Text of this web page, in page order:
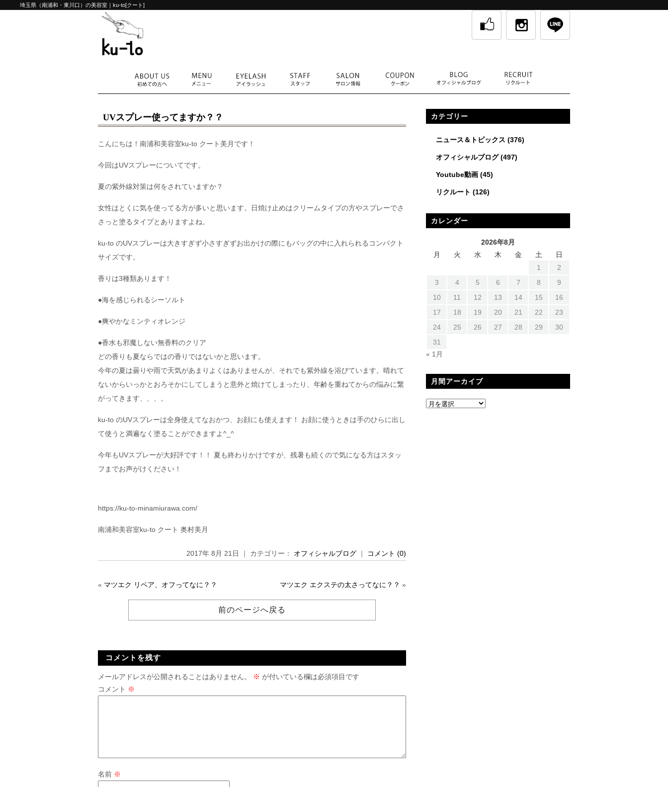
埼玉県（南浦和・東川口）の美容室｜ku-to[クート]
UVスプレー使ってますか？？
こんにちは！南浦和美容室ku-to クート美月です！
今回はUVスプレーについてです。
夏の紫外線対策は何をされていますか？
女性はとくに気を使ってる方が多いと思います。日焼け止めはクリームタイプの方やスプレーでさ
さっと塗るタイプとありますよね。
ku-to のUVスプレーは大きすぎず小さすぎずお出かけの際にもバッグの中に入れられるコンパクト
サイズです。
香りは3種類あります！
●海を感じられるシーソルト
●爽やかなミンティオレンジ
●香水も邪魔しない無香料のクリア
どの香りも夏ならではの香りではないかと思います。
今年の夏は曇りや雨で天気があまりよくはありませんが、それでも紫外線を浴びています。晴れて
ないからいっかとおろそかにしてしまうと意外と焼けてしまったり、年齢を重ねてからの悩みに繋
がってきます、、、。
ku-to のUVスプレーは全身使えてなおかつ、お顔にも使えます！ お顔に使うときは手のひらに出し
て使うと満遍なく塗ることができますよ^_^
今年もUVスプレーが大好評です！！ 夏も終わりかけですが、残暑も続くので気になる方はスタッ
フまでお声がけください！
https://ku-to-minamiurawa.com/
南浦和美容室ku-to クート 奥村美月
2017年 8月 21日 ｜ カテゴリー： オフィシャルブログ ｜ コメント (0)
« マツエク リペア、オフってなに？？ マツエク エクステの太さってなに？？ »
前のページへ戻る
コメントを残す
メールアドレスが公開されることはありません。 ※ が付いている欄は必須項目です
コメント ※
名前 ※
カテゴリー
ニュース＆トピックス (376)
オフィシャルブログ(497)
Youtube動画 (45)
リクルート (126)
カレンダー
2026年8月
月
火 水 木 金 土
日
1
2
3
4 5 6 7 8
9
10
11 12 13 14 15
16
17
18 19 20 21 22
23
24
25 26 27 28 29
30
31
« 1月
月間アーカイブ